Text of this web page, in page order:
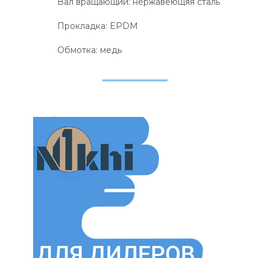
Прокладка: EPDM
Обмотка: медь